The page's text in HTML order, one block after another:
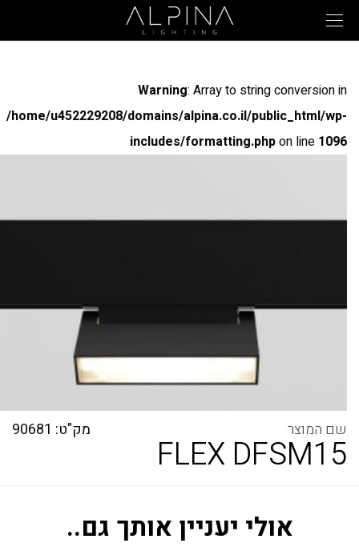
Warning: Array to string conversion in
/home/u452229208/domains/alpina.co.il/public_html/wp-
includes/formatting.phpon line 1096
/home/u452229208/domains/alpina.co.il/public_html/wp-
FLEX DFSM15
מק"ט: 90681
אולי יעניין אותך גם..